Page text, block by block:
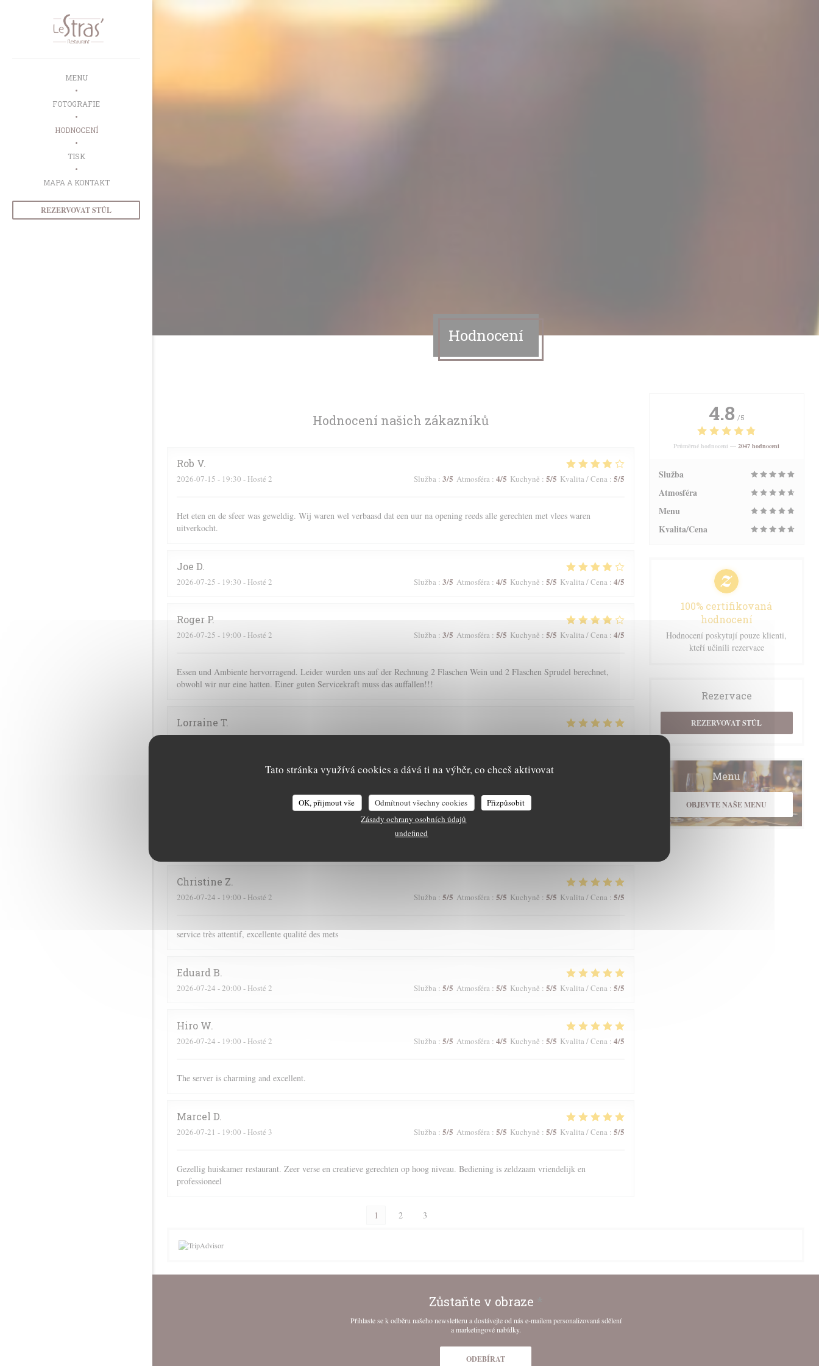
Tato stránka využívá cookies a dává ti na výběr, co chceš aktivovat
OK, přijmout vše Odmítnout všechny cookies
Přizpůsobit
Zásady ochrany osobních údajů
undefined
MENU
FOTOGRAFIE
HODNOCENÍ
TISK
MAPA A KONTAKT
REZERVOVAT STŮL
Hodnocení
Hodnocení našich zákazníků
Rob V
2026-07-15 - 19:30 - Hosté 2 Služba: 3/5 Atmosféra: 4/5 Kuchyně : 5/5 Kvalita / Cena: 5/5
Het eten en de sfeer was geweldig. Wij waren wel verbaasd dat een uur na opening reeds alle gerechten met vlees waren
uitverkocht.
Joe D
2026-07-25 - 19:30 - Hosté 2 Služba: 3/5 Atmosféra: 4/5 Kuchyně : 5/5 Kvalita / Cena: 4/5
Roger P
2026-07-25 - 19:00 - Hosté 2 Služba: 3/5 Atmosféra: 5/5 Kuchyně : 5/5 Kvalita / Cena: 4/5
Essen und Ambiente hervorragend. Leider wurden uns auf der Rechnung 2 Flaschen Wein und 2 Flaschen Sprudel berechnet,
obwohl wir nur eine hatten. Einer guten Servicekraft muss das auffallen!!!
Lorraine T
2026-07-25- 13:00 - Hosté 2 Služba:5/5 Atmosféra:5/5 Kuchyně:5/5 Kvalita / Cena:5/5
Christine Z
2026-07-24 - 19:00 - Hosté 2 Služba : 5/5 Atmosféra : 5/5 Kuchyně : 5/5 Kvalita / Cena : 5/5
service très attentif, excellente qualité des mets
Eduard B
2026-07-24 - 20:00 - Hosté 2 Služba: 5/5 Atmosféra: 5/5 Kuchyně : 5/5 Kvalita / Cena: 5/5
Hiro W
2026-07-24 - 19:00 - Hosté 2 Služba: 5/5 Atmosféra: 4/5 Kuchyně : 5/5 Kvalita / Cena: 4/5
The server is charming and excellent.
Marcel D
2026-07-21 - 19:00 - Hosté 3 Služba: 5/5 Atmosféra: 5/5 Kuchyně : 5/5 Kvalita / Cena: 5/5
Gezellig huiskamer restaurant. Zeer verse en creatieve gerechten op hoog niveau. Bediening is zeldzaam vriendelijk en
professioneel
1 2 3
4.8 /5
Průměrné hodnocení —2047 hodnoceni
Služba
Atmosféra
Menu
Kvalita/Cena
100% certifikovaná
hodnocení
Hodnocení poskytují pouze klienti,
kteří učinili rezervace
Rezervace
REZERVOVAT STŮL
Menu
OBJEVTE NAŠE MENU
Zůstaňte v obraze
Přihlaste se k odběru našeho newsletteru a dostávejte od nás e-mailem personalizovaná sdělení
a marketingové nabídky.
ODEBÍRAT